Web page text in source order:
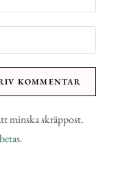
minska skräppost.
.